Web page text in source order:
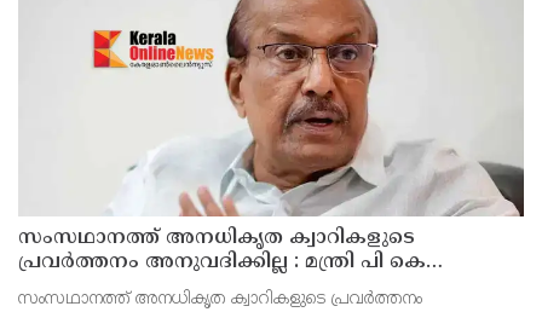
സംസഥാനത്ത് അനധികൃത ക്വാറികളുടെ
പ്രവർത്തനം അനുവദിക്കില്ല : മന്ത്രി പി കെ
കുഞ്ഞാലിക്കുട്ടി
സംസഥാനത്ത് അനധികൃത ക്വാറികളുടെ പ്രവർത്തനം